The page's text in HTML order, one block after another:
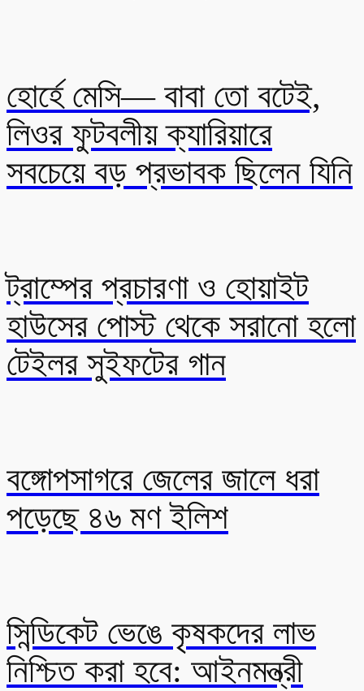
হোর্হে মেসি— বাবা তো বটেই,
লিওর ফুটবলীয় ক্যারিয়ারে
সবচেয়ে বড় প্রভাবক ছিলেন যিনি
ট্রাম্পের প্রচারণা ও হোয়াইট
হাউসের পোস্ট থেকে সরানো হলো
টেইলর সুইফটের গান
বঙ্গোপসাগরে জেলের জালে ধরা
পড়েছে ৪৬ মণ ইলিশ
সিন্ডিকেট ভেঙে কৃষকদের লাভ
নিশ্চিত করা হবে: আইনমন্ত্রী